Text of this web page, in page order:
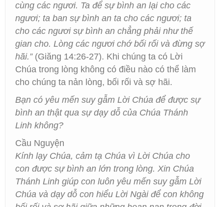
cùng các ngươi. Ta để sự bình an lại cho các
ngươi; ta ban sự bình an ta cho các ngươi; ta
cho các ngươi sự bình an chẳng phải như thế
gian cho. Lòng các ngươi chớ bối rối và đừng sợ
hãi.”(Giăng 14:26-27). Khi chúng ta có Lời
Chúa trong lòng không có điều nào có thể làm
cho chúng ta nản lòng, bối rối và sợ hãi.
Bạn có yêu mến suy gẫm Lời Chúa để được sự
bình an thật qua sự dạy dỗ của Chúa Thánh
Linh không?
Cầu Nguyện
Kính lạy Chúa, cảm tạ Chúa vì Lời Chúa cho
con được sự bình an lớn trong lòng. Xin Chúa
Thánh Linh giúp con luôn yêu mến suy gẫm Lời
Chúa và dạy dỗ con hiểu Lời Ngài để con không